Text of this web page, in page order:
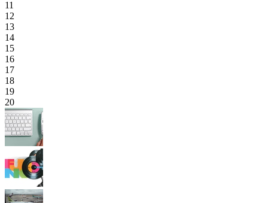
11
12
13
14
15
16
17
18
19
20